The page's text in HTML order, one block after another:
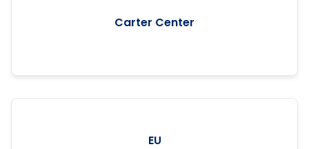
Carter Center
EU